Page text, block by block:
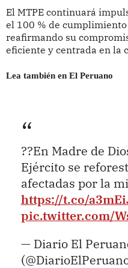
El MTPE continuará
el 100 % de
reafirmando su
eficiente y centrada en la
Lea también en El Peruano
??En Madre de
Ejército se
afectadas por la
https://t.co/
pic.twitter.com/
— Diario El